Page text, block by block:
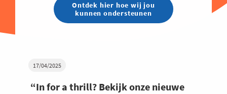
17/04/2025
“In for a thrill? Bekijk onze nieuwe
Ontdek hier hoe wij jou
kunnen ondersteunen